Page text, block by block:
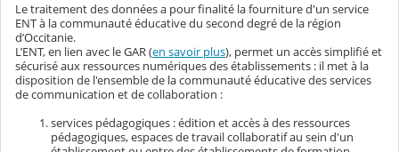
Le traitement des données a pour finalité la fourniture d'un service
ENT à la communauté éducative du second degré de la région
d’Occitanie.
L’ENT, en lien avec le GAR (en savoir plus), permet un accès simplifié et
sécurisé aux ressources numériques des établissements : il met à la
disposition de l'ensemble de la communauté éducative des services
de communication et de collaboration :
services pédagogiques : édition et accès à des ressources
pédagogiques, espaces de travail collaboratif au sein d'un